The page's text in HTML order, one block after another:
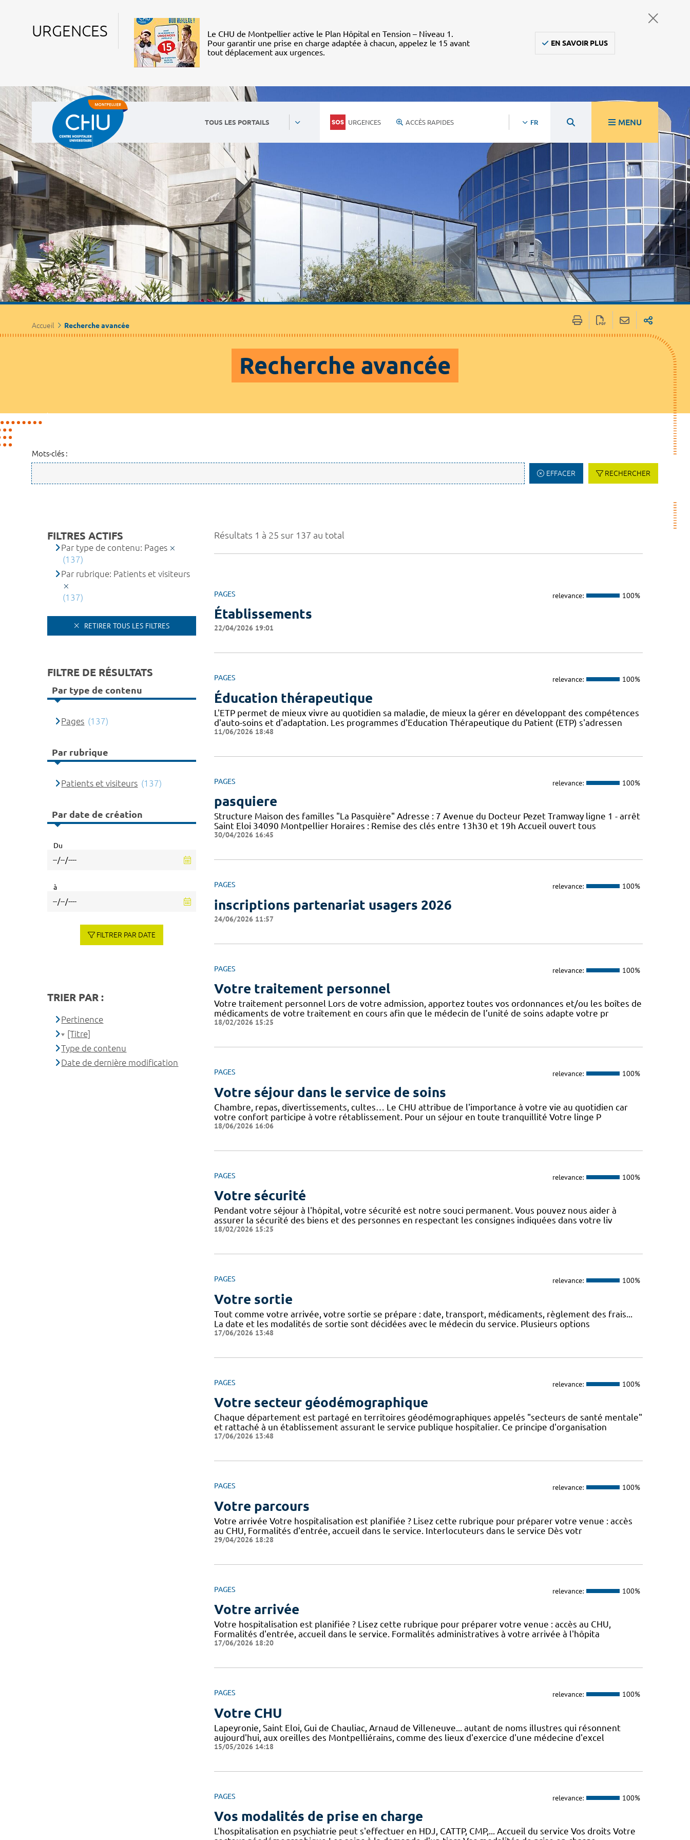
URGENCES
Le CHU de Montpellier active le Plan Hôpital en Tension – Niveau 1.
Pour garantir une prise en charge adaptée à chacun, appelez le 15 avant
tout déplacement aux urgences.
EN SAVOIR PLUS
TOUS LES PORTAILS URGENCES ACCÈS RAPIDES FR MENU
Accueil Recherche avancée
Recherche avancée
Mots-clés :
EFFACER RECHERCHER
Résultats 1 à 25 sur 137 au total
PAGES relevance: 100%
Établissements
22/04/2026 19:01
PAGES relevance: 100%
Éducation thérapeutique
L'ETP permet de mieux vivre au quotidien sa maladie, de mieux la gérer en développant des compétences
d'auto-soins et d'adaptation. Les programmes d'Education Thérapeutique du Patient (ETP) s'adressen
11/06/2026 18:48
PAGES relevance: 100%
pasquiere
Structure Maison des familles "La Pasquière" Adresse : 7 Avenue du Docteur Pezet Tramway ligne 1 - arrêt
Saint Eloi 34090 Montpellier Horaires : Remise des clés entre 13h30 et 19h Accueil ouvert tous
30/04/2026 16:45
PAGES relevance: 100%
inscriptions partenariat usagers 2026
24/06/2026 11:57
PAGES relevance: 100%
Votre traitement personnel
Votre traitement personnel Lors de votre admission, apportez toutes vos ordonnances et/ou les boîtes de
médicaments de votre traitement en cours afin que le médecin de l’unité de soins adapte votre pr
18/02/2026 15:25
PAGES relevance: 100%
Votre séjour dans le service de soins
Chambre, repas, divertissements, cultes… Le CHU attribue de l'importance à votre vie au quotidien car
votre confort participe à votre rétablissement. Pour un séjour en toute tranquillité Votre linge P
18/06/2026 16:06
PAGES relevance: 100%
Votre sécurité
Pendant votre séjour à l'hôpital, votre sécurité est notre souci permanent. Vous pouvez nous aider à
assurer la sécurité des biens et des personnes en respectant les consignes indiquées dans votre liv
18/02/2026 15:25
PAGES relevance: 100%
Votre sortie
Tout comme votre arrivée, votre sortie se prépare : date, transport, médicaments, règlement des frais...
La date et les modalités de sortie sont décidées avec le médecin du service. Plusieurs options
17/06/2026 13:48
PAGES relevance: 100%
Votre secteur géodémographique
Chaque département est partagé en territoires géodémographiques appelés "secteurs de santé mentale"
et rattaché à un établissement assurant le service publique hospitalier. Ce principe d'organisation
17/06/2026 13:48
PAGES relevance: 100%
Votre parcours
Votre arrivée Votre hospitalisation est planifiée ? Lisez cette rubrique pour préparer votre venue : accès
au CHU, Formalités d'entrée, accueil dans le service. Interlocuteurs dans le service Dès votr
29/04/2026 18:28
PAGES relevance: 100%
Votre arrivée
Votre hospitalisation est planifiée ? Lisez cette rubrique pour préparer votre venue : accès au CHU,
Formalités d'entrée, accueil dans le service. Formalités administratives à votre arrivée à l'hôpita
17/06/2026 18:20
PAGES relevance: 100%
Votre CHU
Lapeyronie, Saint Eloi, Gui de Chauliac, Arnaud de Villeneuve... autant de noms illustres qui résonnent
aujourd'hui, aux oreilles des Montpelliérains, comme des lieux d'exercice d'une médecine d'excel
15/05/2026 14:18
PAGES relevance: 100%
Vos modalités de prise en charge
L'hospitalisation en psychiatrie peut s'effectuer en HDJ, CATTP, CMP,... Accueil du service Vos droits Votre
FILTRES ACTIFS
Par type de contenu: Pages
(137)
Par rubrique: Patients et visiteurs
(137)
RETIRER TOUS LES FILTRES
FILTRE DE RÉSULTATS
Par type de contenu
Pages (137)
Par rubrique
Patients et visiteurs (137)
Par date de création
Du
à
FILTRER PAR DATE
TRIER PAR :
Pertinence
[Titre]
Type de contenu
Date de dernière modification